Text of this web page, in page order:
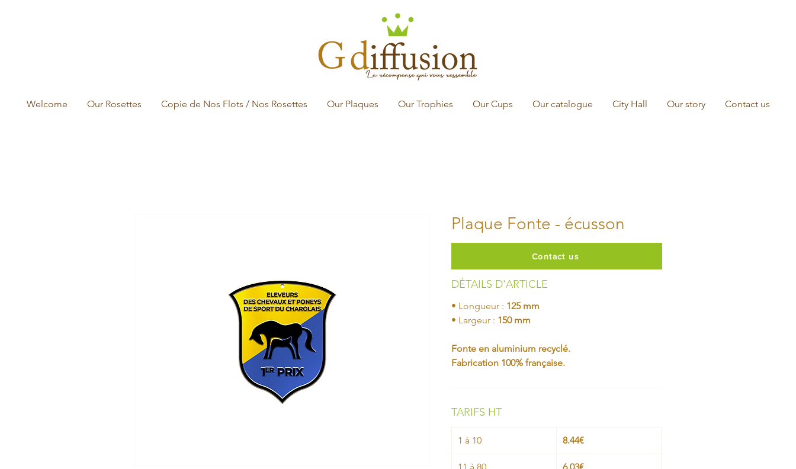
Welcome Our Rosettes Copie de Nos Flots / Nos Rosettes Our Plaques Our Trophies Our Cups Our catalogue City Hall Our story Contact us
Plaque Fonte - écusson
DÉTAILS D'ARTICLE
• Longueur : 125 mm
• Largeur : 150 mm
Fonte en aluminium recyclé.
Fabrication 100% française.
TARIFS HT
1 à 10 8.44€
Contact us